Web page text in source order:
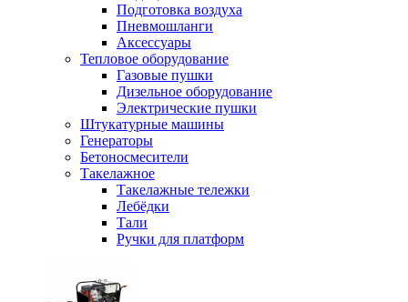
Подготовка воздуха
Пневмошланги
Аксессуары
Тепловое оборудование
Газовые пушки
Дизельное оборудование
Электрические пушки
Штукатурные машины
Генераторы
Бетоносмесители
Такелажное
Такелажные тележки
Лебёдки
Тали
Ручки для платформ